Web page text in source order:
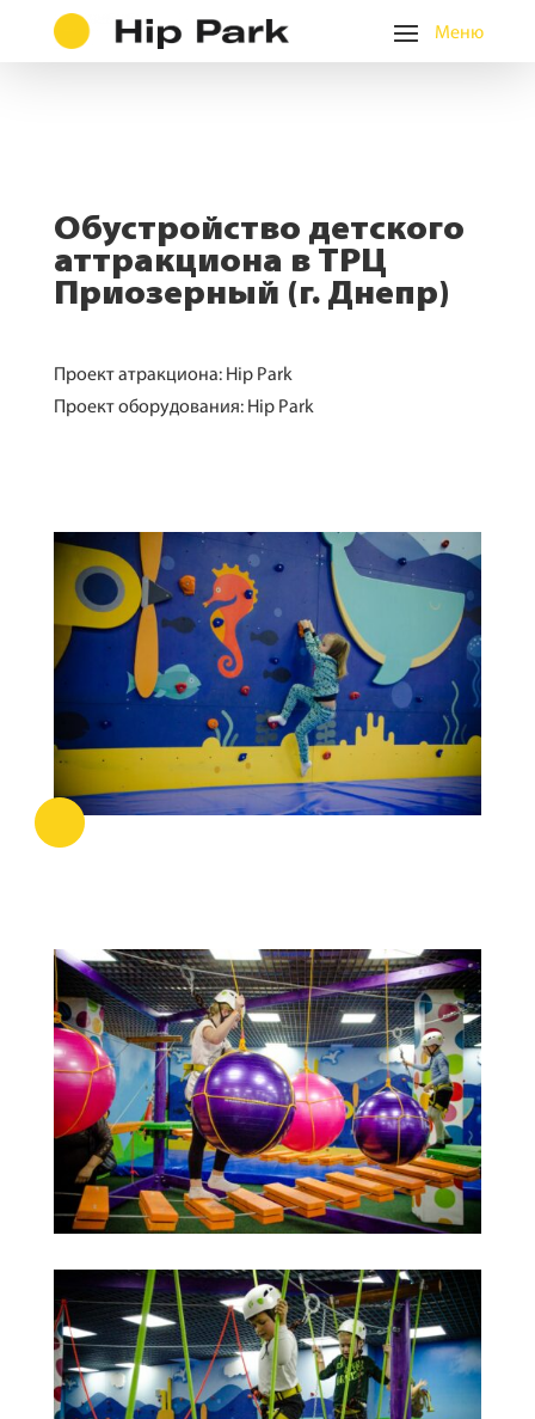
Обустройство детского
аттракциона в ТРЦ
Приозерный (г. Днепр)
Проект атракциона: Hip Park
Проект оборудования: Hip Park